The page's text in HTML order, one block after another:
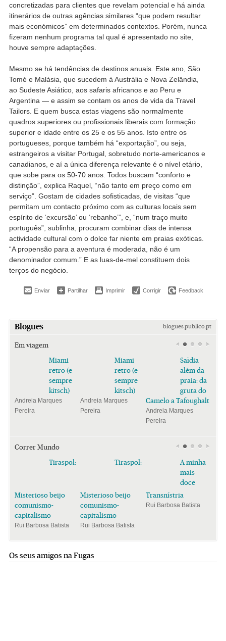
concretizadas para clientes que revelam potencial e há ainda
itinerários de outras agências similares “que podem resultar
mais económicos” em determinados contextos. Porém, nunca
fizeram nenhum programa tal qual é apresentado no site,
houve sempre adaptações.
Mesmo se há tendências de destinos anuais. Este ano, São
Tomé e Malásia, que sucedem à Austrália e Nova Zelândia,
ao Sudeste Asiático, aos safaris africanos e ao Peru e
Argentina — e assim se contam os anos de vida da Travel
Tailors. E quem busca estas viagens são normalmente
quadros superiores ou profissionais liberais com formação
superior e idade entre os 25 e os 55 anos. Isto entre os
portugueses, porque também há “exportação”, ou seja,
estrangeiros a visitar Portugal, sobretudo norte-americanos e
canadianos, e aí a única diferença relevante é o nível etário,
que sobe para os 50-70 anos. Todos buscam “conforto e
distinção”, explica Raquel, “não tanto em preço como em
serviço”. Gostam de cidades sofisticadas, de visitas “que
permitam um contacto próximo com as culturas locais sem
espírito de ‘excursão’ ou ‘rebanho’”, e, “num traço muito
português”, sublinha, procuram combinar dias de intensa
actividade cultural com o dolce far niente em praias exóticas.
“A propensão para a aventura é moderada, não é um
denominador comum.” E as luas-de-mel constituem dois
terços do negócio.
Enviar Partilhar Imprimir Corrigir Feedback
Blogues blogues.publico.pt
Em viagem
Miami
retro (e
sempre
kitsch)
Andreia Marques
Pereira
Miami
retro (e
sempre
kitsch)
Andreia Marques
Pereira
Saïdia
além da
praia: da
gruta do
Camelo a Tafoughalt
Andreia Marques
Pereira
Correr Mundo
Tiraspol:
Misterioso beijo
comunismo-
capitalismo
Rui Barbosa Batista
Tiraspol:
Misterioso beijo
comunismo-
capitalismo
Rui Barbosa Batista
A minha
mais
doce
Transnístria
Rui Barbosa Batista
Os seus amigos na Fugas